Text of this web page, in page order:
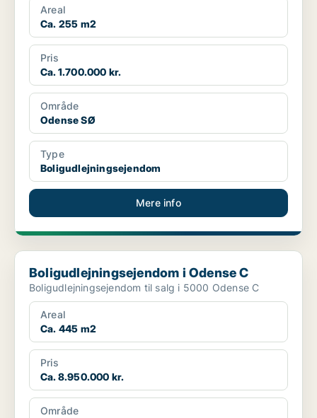
Areal
Ca. 255 m2
Pris
Ca. 1.700.000 kr.
Område
Odense SØ
Type
Boligudlejningsejendom
Mere info
Boligudlejningsejendom i Odense C
Boligudlejningsejendom i Odense C
Boligudlejningsejendom til salg i 5000 Odense C
Areal
Ca. 445 m2
Pris
Ca. 8.950.000 kr.
Område